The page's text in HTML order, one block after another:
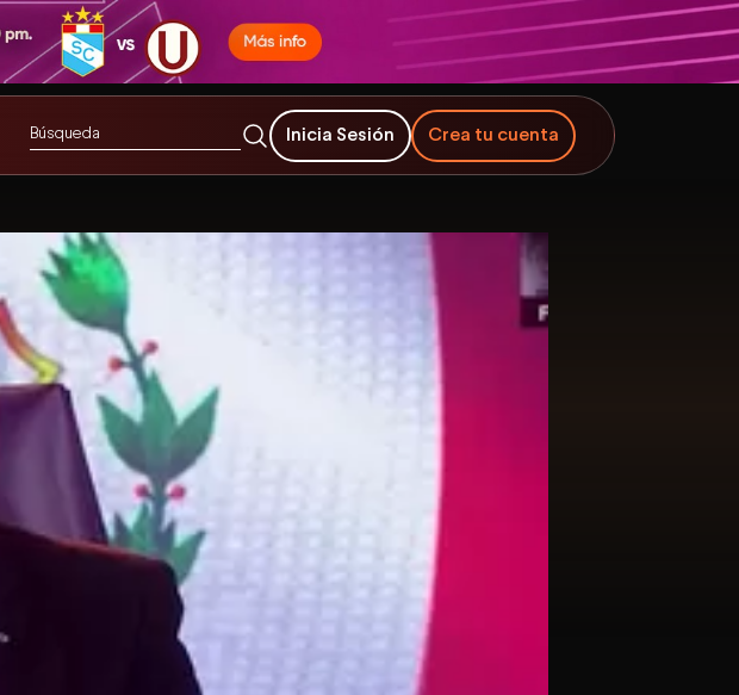
Inicia Sesión Crea tu cuenta